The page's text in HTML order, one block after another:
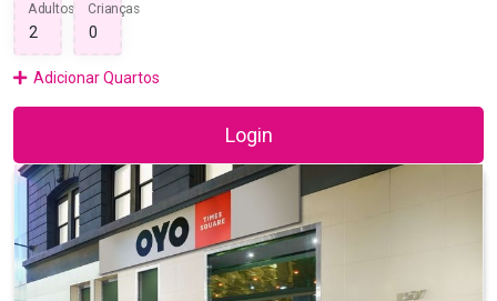
Adultos Crianças
Adicionar Quartos
Login